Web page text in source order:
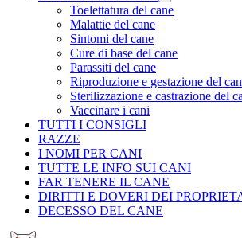
Toelettatura del cane
Malattie del cane
Sintomi del cane
Cure di base del cane
Parassiti del cane
Riproduzione e gestazione del
Sterilizzazione e castrazione del
Vaccinare i cani
TUTTI I CONSIGLI
RAZZE
I NOMI PER CANI
TUTTE LE INFO SUI CANI
FAR TENERE IL CANE
DIRITTI E DOVERI DEI
DECESSO DEL CANE